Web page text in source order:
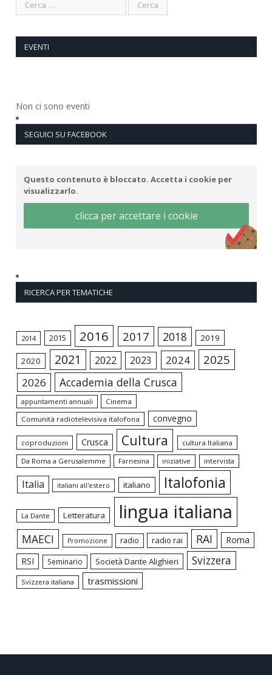
EVENTI
Non ci sono eventi
SEGUICI SU FACEBOOK
Questo contenuto è bloccato. Accetta i cookie per
visualizzarlo.
clicca per accettare i cookie
RICERCA PER TEMATICHE
2014 2015 2016 2017 2018 2019
2020 2021 2022 2023 2024 2025
2026 Accademia della Crusca
appuntamenti annuali
Cinema
Comunità radiotelevisiva italofona
convegno
coproduzioni Crusca Cultura
cultura Italiana
Da Roma a Gerusalemme
Farnesina iniziative intervista
Italia italiani all'estero italiano Italofonia
La Dante Letteratura lingua italiana
MAECI Promozione radio radio rai RAI
Roma
RSI
Seminario Società Dante Alighieri Svizzera
Svizzera italiana trasmissioni